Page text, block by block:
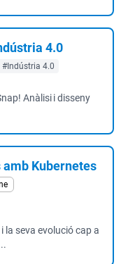
4.0
#Indústria 4.0
Anàlisi i disseny
Kubernetes
la seva evolució cap a